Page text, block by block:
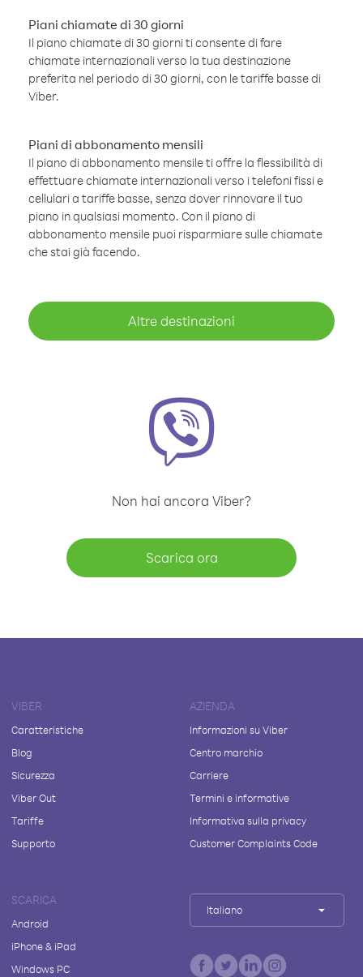
Piani chiamate di 30 giorni
Il piano chiamate di 30 giorni ti consente di fare
chiamate internazionali verso la tua destinazione
preferita nel periodo di 30 giorni, con le tariffe basse di
Viber.
Piani di abbonamento mensili
Il piano di abbonamento mensile ti offre la flessibilità di
effettuare chiamate internazionali verso i telefoni fissi e
cellulari a tariffe basse, senza dover rinnovare il tuo
piano in qualsiasi momento. Con il piano di
abbonamento mensile puoi risparmiare sulle chiamate
che stai già facendo.
Altre destinazioni
Non hai ancora Viber?
Scarica ora
VIBER
Caratteristiche
Blog
Sicurezza
Viber Out
Tariffe
Supporto
AZIENDA
Informazioni su Viber
Centro marchio
Carriere
Termini e informative
Informativa sulla privacy
Customer Complaints Code
SCARICA
Android
iPhone & iPad
Windows PC
Italiano